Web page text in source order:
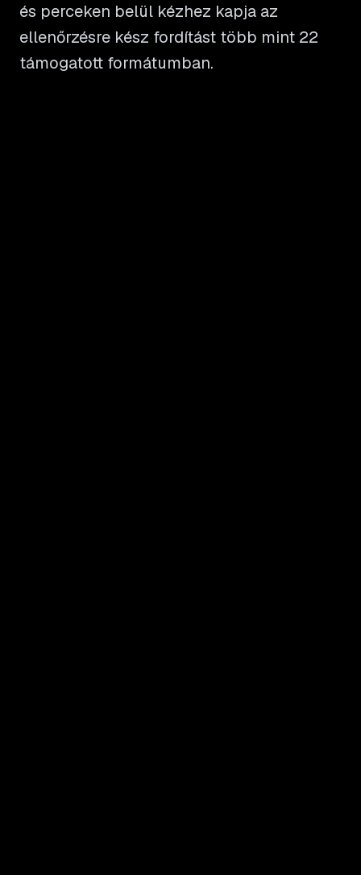
és perceken belül kézhez kapja az
ellenőrzésre kész fordítást több mint 22
támogatott formátumban.